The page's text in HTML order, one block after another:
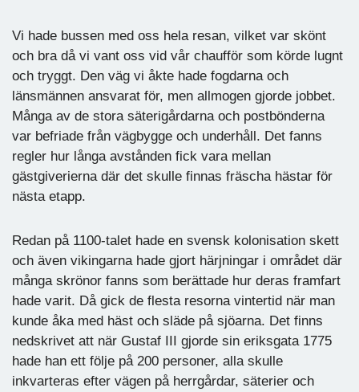
Vi hade bussen med oss hela resan, vilket var skönt
och bra då vi vant oss vid vår chaufför som körde lugnt
och tryggt. Den väg vi åkte hade fogdarna och
länsmännen ansvarat för, men allmogen gjorde jobbet.
Många av de stora säterigårdarna och postbönderna
var befriade från vägbygge och underhåll. Det fanns
regler hur långa avstånden fick vara mellan
gästgiverierna där det skulle finnas fräscha hästar för
nästa etapp.
Redan på 1100-talet hade en svensk kolonisation skett
och även vikingarna hade gjort härjningar i området där
många skrönor fanns som berättade hur deras framfart
hade varit. Då gick de flesta resorna vintertid när man
kunde åka med häst och släde på sjöarna. Det finns
nedskrivet att när Gustaf III gjorde sin eriksgata 1775
hade han ett följe på 200 personer, alla skulle
inkvarteras efter vägen på herrgårdar, säterier och